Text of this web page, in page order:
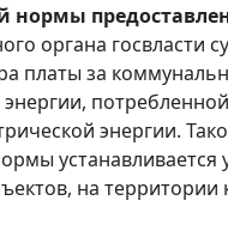
нормы
органа госвласти
за
энергии.
на территории